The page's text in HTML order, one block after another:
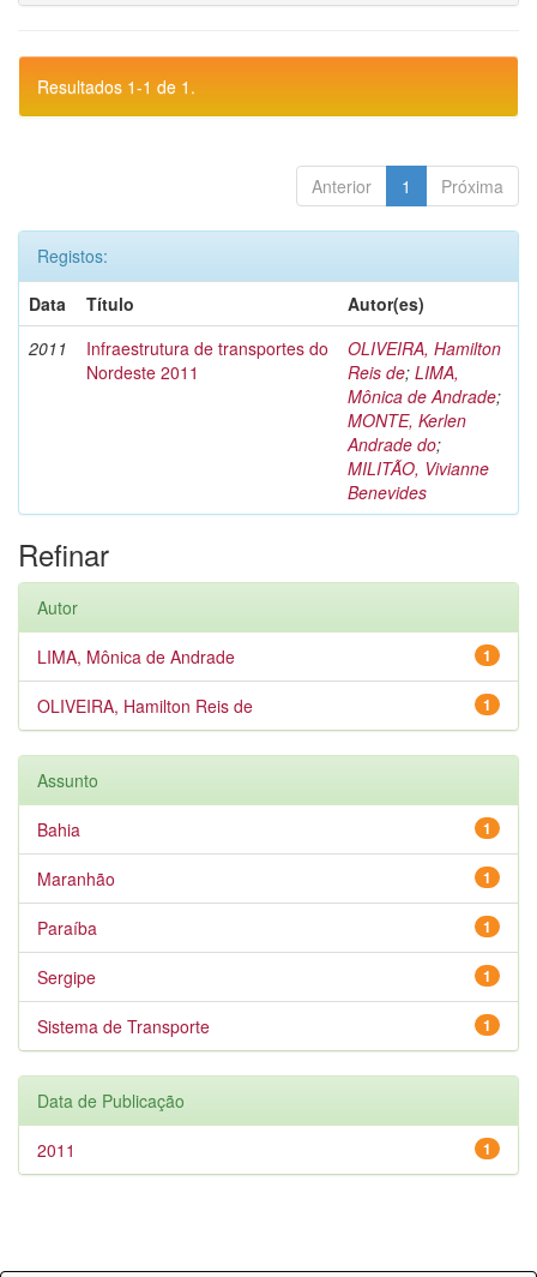
Resultados 1-1 de 1.
Anterior 1 Próxima
Registos:
Data
Título
Autor(es)
2011
Infraestrutura de transportes do
Nordeste 2011
OLIVEIRA, Hamilton
Reis de; LIMA,
Mônica de Andrade;
MONTE, Kerlen
Andrade do;
MILITÃO, Vivianne
Benevides
Refinar
Autor
1
LIMA, Mônica de Andrade
1
OLIVEIRA, Hamilton Reis de
Assunto
1
Bahia
1
Maranhão
1
Paraíba
1
Sergipe
1
Sistema de Transporte
Data de Publicação
1
2011